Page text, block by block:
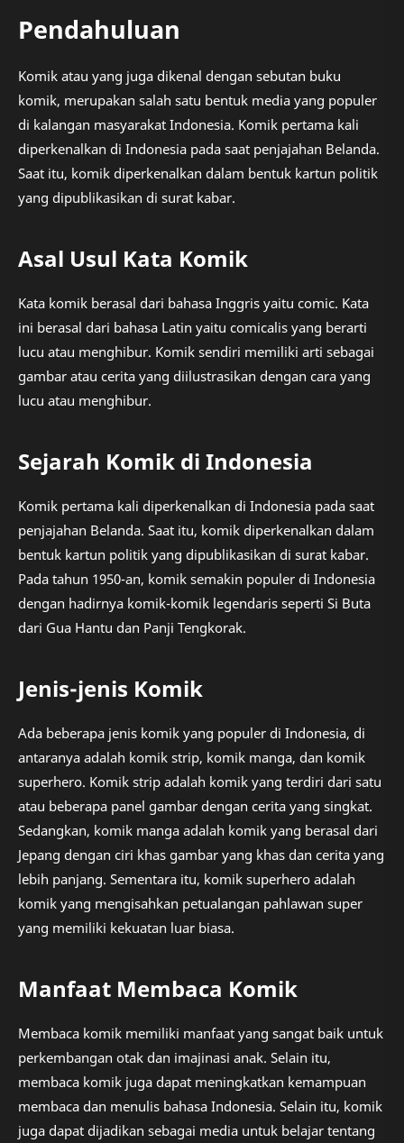
Pendahuluan
Komik atau yang juga dikenal dengan sebutan buku
komik, merupakan salah satu bentuk media yang populer
di kalangan masyarakat Indonesia. Komik pertama kali
diperkenalkan di Indonesia pada saat penjajahan Belanda.
Saat itu, komik diperkenalkan dalam bentuk kartun politik
yang dipublikasikan di surat kabar.
Asal Usul Kata Komik
Kata komik berasal dari bahasa Inggris yaitu comic. Kata
ini berasal dari bahasa Latin yaitu comicalis yang berarti
lucu atau menghibur. Komik sendiri memiliki arti sebagai
gambar atau cerita yang diilustrasikan dengan cara yang
lucu atau menghibur.
Sejarah Komik di Indonesia
Komik pertama kali diperkenalkan di Indonesia pada saat
penjajahan Belanda. Saat itu, komik diperkenalkan dalam
bentuk kartun politik yang dipublikasikan di surat kabar.
Pada tahun 1950-an, komik semakin populer di Indonesia
dengan hadirnya komik-komik legendaris seperti Si Buta
dari Gua Hantu dan Panji Tengkorak.
Jenis-jenis Komik
Ada beberapa jenis komik yang populer di Indonesia, di
antaranya adalah komik strip, komik manga, dan komik
superhero. Komik strip adalah komik yang terdiri dari satu
atau beberapa panel gambar dengan cerita yang singkat.
Sedangkan, komik manga adalah komik yang berasal dari
Jepang dengan ciri khas gambar yang khas dan cerita yang
lebih panjang. Sementara itu, komik superhero adalah
komik yang mengisahkan petualangan pahlawan super
yang memiliki kekuatan luar biasa.
Manfaat Membaca Komik
Membaca komik memiliki manfaat yang sangat baik untuk
perkembangan otak dan imajinasi anak. Selain itu,
membaca komik juga dapat meningkatkan kemampuan
membaca dan menulis bahasa Indonesia. Selain itu, komik
juga dapat dijadikan sebagai media untuk belajar tentang